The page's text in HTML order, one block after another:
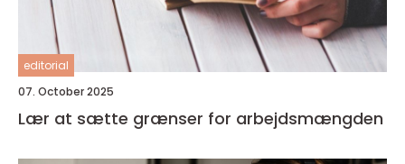
editorial
07. October 2025
Lær at sætte grænser for arbejdsmængden